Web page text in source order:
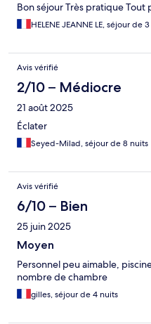
Bon séjour Très pratique Tout
HELENE JEANNE LE, séjour de
Avis vérifié
2/10 – Médiocre
21 août 2025
Éclater
Seyed-Milad, séjour de 8 nuits
Avis vérifié
6/10 – Bien
25 juin 2025
Moyen
Personnel peu aimable,
nombre de chambre
gilles, séjour de 4 nuits